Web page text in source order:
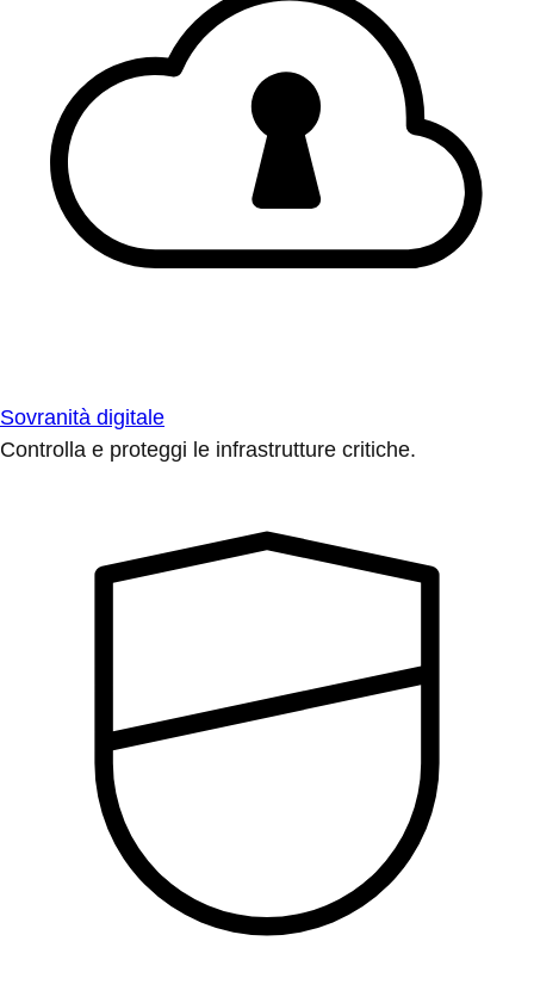
Sovranità digitale
Controlla e proteggi le infrastrutture critiche.